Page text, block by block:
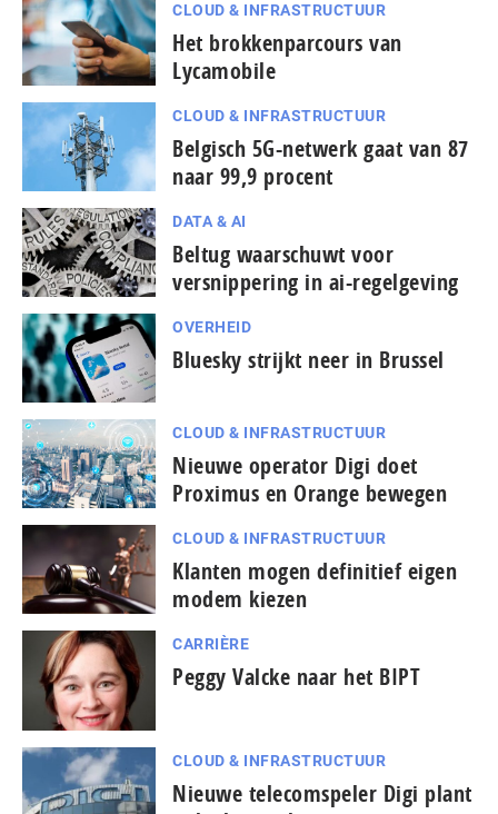
CLOUD & INFRASTRUCTUUR
Het brokkenparcours van
Lycamobile
CLOUD & INFRASTRUCTUUR
Belgisch 5G-netwerk gaat van 87
naar 99,9 procent
DATA & AI
Beltug waarschuwt voor
versnippering in ai-regelgeving
OVERHEID
Bluesky strijkt neer in Brussel
CLOUD & INFRASTRUCTUUR
Nieuwe operator Digi doet
Proximus en Orange bewegen
CLOUD & INFRASTRUCTUUR
Klanten mogen definitief eigen
modem kiezen
CARRIÈRE
Peggy Valcke naar het BIPT
CLOUD & INFRASTRUCTUUR
Nieuwe telecomspeler Digi plant